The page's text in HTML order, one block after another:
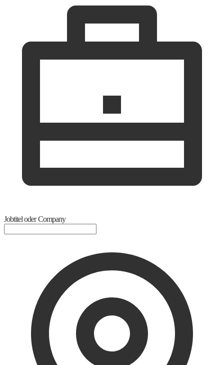
Jobtitel oder Company